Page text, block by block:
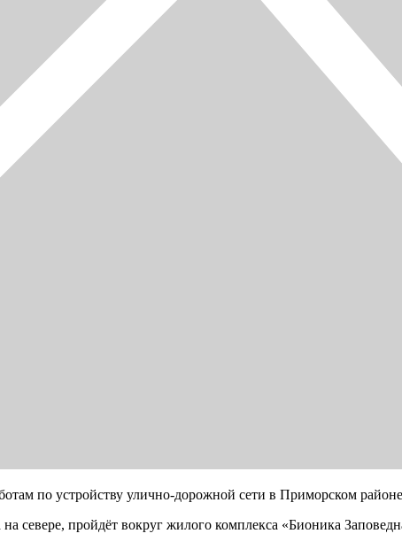
по устройству улично-дорожной сети в Приморском
севере, пройдёт вокруг жилого комплекса «Бионика